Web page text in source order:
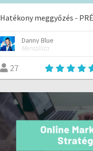
Hatékony meggyőzés -
Danny Blue
Mentalista
27